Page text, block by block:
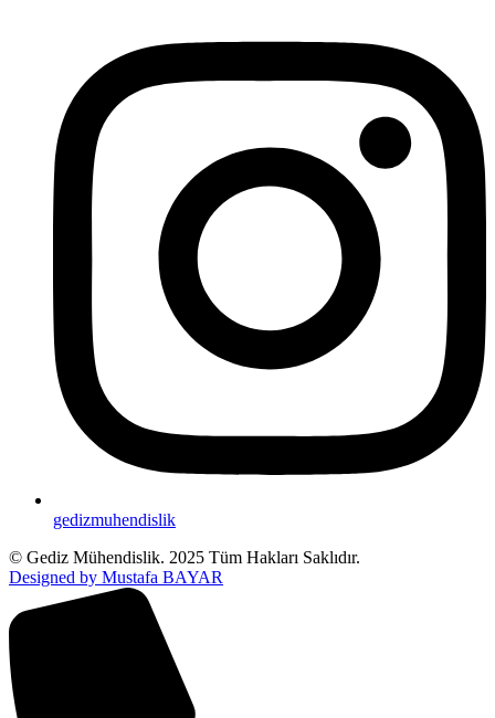
gedizmuhendislik
© Gediz Mühendislik. 2025 Tüm Hakları Saklıdır.
Designed by Mustafa BAYAR